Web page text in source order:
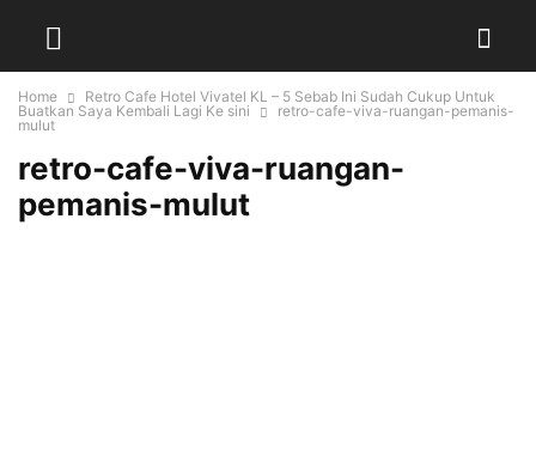
Home
Retro Cafe Hotel Vivatel KL – 5 Sebab Ini Sudah Cukup Untuk
Buatkan Saya Kembali Lagi Ke sini
retro-cafe-viva-ruangan-pemanis-
mulut
retro-cafe-viva-ruangan-
pemanis-mulut